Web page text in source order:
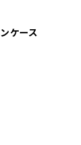
ケース